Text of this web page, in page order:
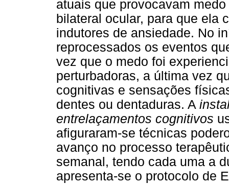
atuais que provocavam
bilateral ocular, para que ela
indutores de ansiedade. No
reprocessados os eventos
vez que o medo foi
perturbadoras, a última vez
cognitivas e sensações
dentes ou dentaduras. A
entrelaçamentos cognitivos
afiguraram-se técnicas
avanço no processo
semanal, tendo cada uma a
apresenta-se o protocolo de